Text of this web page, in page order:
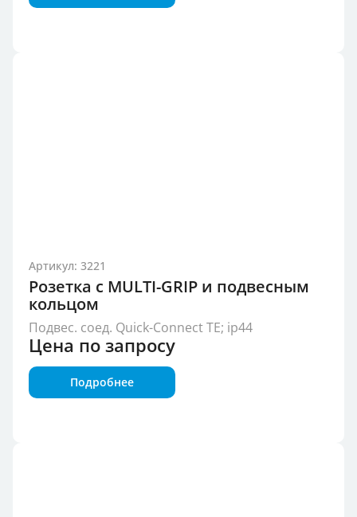
Артикул: 3221
Розетка с MULTI-GRIP и подвесным
кольцом
Подвес. соед. Quick-Connect TE; ip44
Цена по запросу
Подробнее